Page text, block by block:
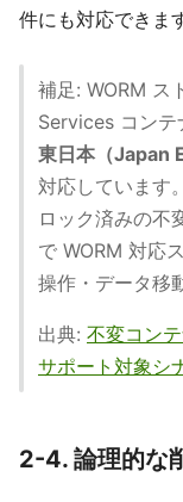
件にも対応できま
補足: WORM ス
Services コンテ
東日本（Japan
対応しています
ロック済みの不
で WORM 対応
操作・データ移
出典: 不変コン
サポート対象シ
2-4. 論理的な